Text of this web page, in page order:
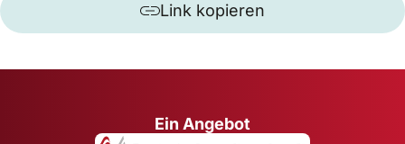
Link kopieren
Ein Angebot